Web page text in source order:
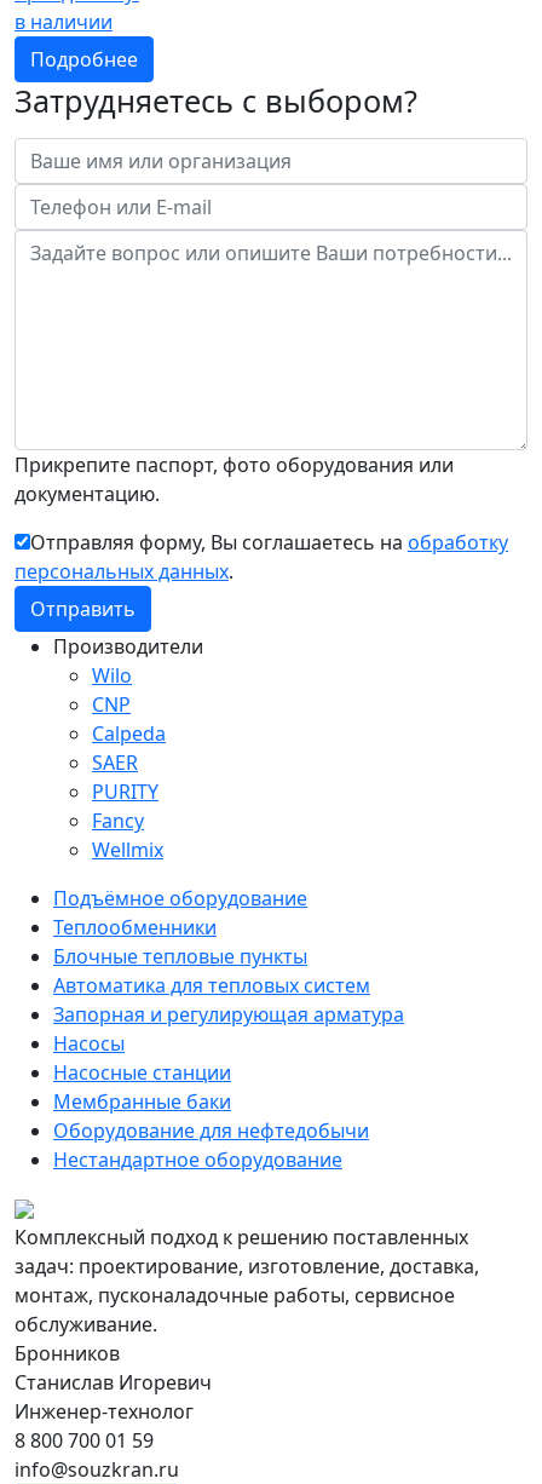
Производители
Wilo
CNP
Calpeda
SAER
PURITY
Fancy
Wellmix
Подъёмное оборудование
Теплообменники
Блочные тепловые пункты
Автоматика для тепловых систем
Запорная и регулирующая арматура
Насосы
Насосные станции
Мембранные баки
Оборудование для нефтедобычи
Нестандартное оборудование
Комплексный подход к решению поставленных
задач: проектирование, изготовление, доставка,
монтаж, пусконаладочные работы, сервисное
обслуживание.
Бронников
Станислав Игоревич
Инженер-технолог
8 800 700 01 59
info@souzkran.ru
в наличии
Подробнее
Затрудняетесь с выбором?
Прикрепите паспорт, фото оборудования или
документацию.
Отправляя форму, Вы соглашаетесь на обработку
персональных данных.